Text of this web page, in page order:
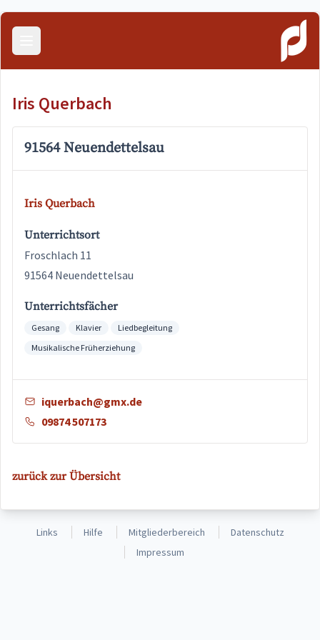
Menü öffnen
Iris Querbach
91564 Neuendettelsau
Iris Querbach
Unterrichtsort
Froschlach 11
91564 Neuendettelsau
Unterrichtsfächer
Gesang Klavier
Liedbegleitung
Musikalische Früherziehung
iquerbach@gmx.de
09874 507173
zurück zur Übersicht
Links Hilfe Mitgliederbereich
Datenschutz
Impressum